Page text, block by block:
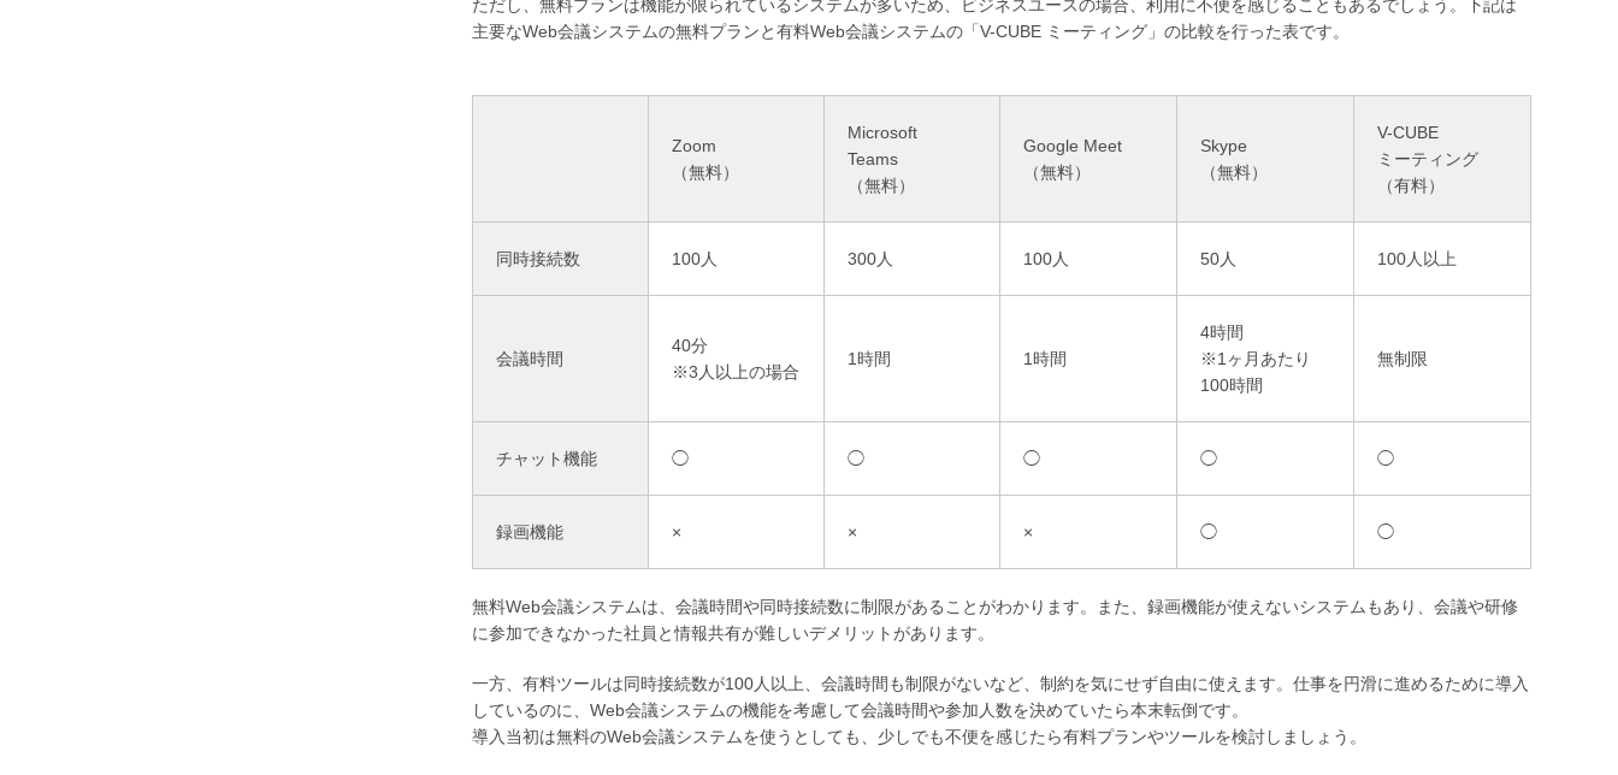
ただし、無料プランは機能が限られているシステムが多いため、ビジネスユースの場合、利用に不便を感じることもあるでしょう。下記は
主要なWeb会議システムの無料プランと有料Web会議システムの「V-CUBE ミーティング」の比較を行った表です。
Zoom
（無料）
Microsoft
Teams
（無料）
Google Meet
（無料）
Skype
（無料）
V-CUBE
ミーティング
（有料）
同時接続数 100人 300人 100人 50人 100人以上
会議時間
40分
※3人以上の場合
1時間 1時間
4時間
※1ヶ月あたり
100時間
無制限
チャット機能 ◯ ◯ ◯ ◯ ◯
録画機能 × × × ◯ ◯
無料Web会議システムは、会議時間や同時接続数に制限があることがわかります。また、録画機能が使えないシステムもあり、会議や研修
に参加できなかった社員と情報共有が難しいデメリットがあります。
一方、有料ツールは同時接続数が100人以上、会議時間も制限がないなど、制約を気にせず自由に使えます。仕事を円滑に進めるために導入
しているのに、Web会議システムの機能を考慮して会議時間や参加人数を決めていたら本末転倒です。
導入当初は無料のWeb会議システムを使うとしても、少しでも不便を感じたら有料プランやツールを検討しましょう。